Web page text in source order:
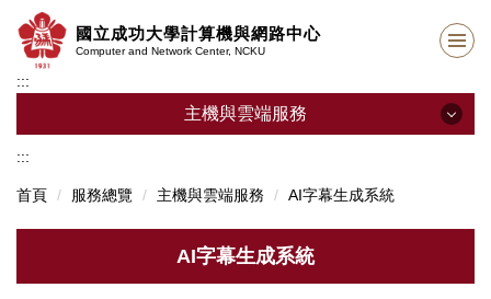
到
要
區
國立成功大學計算機與網路中心
Computer and Network Center, NCKU
:::
主機與雲端服務
網頁服務 (單位網站專案網站個人網頁)
:::
首頁 服務總覽 主機與雲端服務 AI字幕生成系統
AI字幕生成系統